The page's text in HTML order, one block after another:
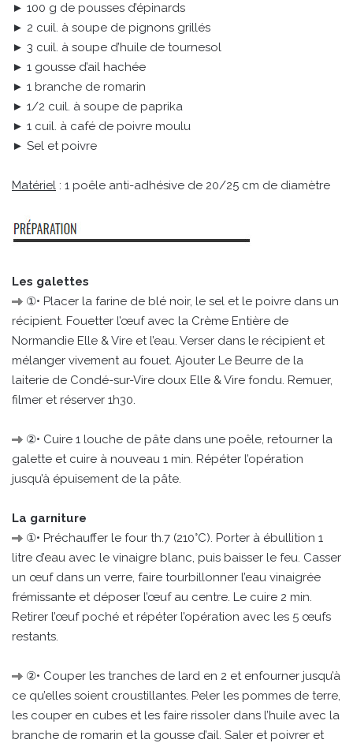
► 100 g de pousses d’épinards
► 2 cuil. à soupe de pignons grillés
► 3 cuil. à soupe d’huile de tournesol
► 1 gousse d’ail hachée
► 1 branche de romarin
► 1/2 cuil. à soupe de paprika
► 1 cuil. à café de poivre moulu
► Sel et poivre
Matériel : 1 poêle anti-adhésive de 20/25 cm de diamètre
Les galettes
①• Placer la farine de blé noir, le sel et le poivre dans un
récipient. Fouetter l’œuf avec la Crème Entière de
Normandie Elle & Vire et l’eau. Verser dans le récipient et
mélanger vivement au fouet. Ajouter Le Beurre de la
laiterie de Condé-sur-Vire doux Elle & Vire fondu. Remuer,
filmer et réserver 1h30.
②• Cuire 1 louche de pâte dans une poêle, retourner la
galette et cuire à nouveau 1 min. Répéter l’opération
jusqu’à épuisement de la pâte.
La garniture
①• Préchauffer le four th.7 (210°C). Porter à ébullition 1
litre d’eau avec le vinaigre blanc, puis baisser le feu. Casser
un œuf dans un verre, faire tourbillonner l’eau vinaigrée
frémissante et déposer l’œuf au centre. Le cuire 2 min.
Retirer l’œuf poché et répéter l’opération avec les 5 œufs
restants.
②• Couper les tranches de lard en 2 et enfourner jusqu’à
ce qu’elles soient croustillantes. Peler les pommes de terre,
les couper en cubes et les faire rissoler dans l’huile avec la
branche de romarin et la gousse d’ail. Saler et poivrer et